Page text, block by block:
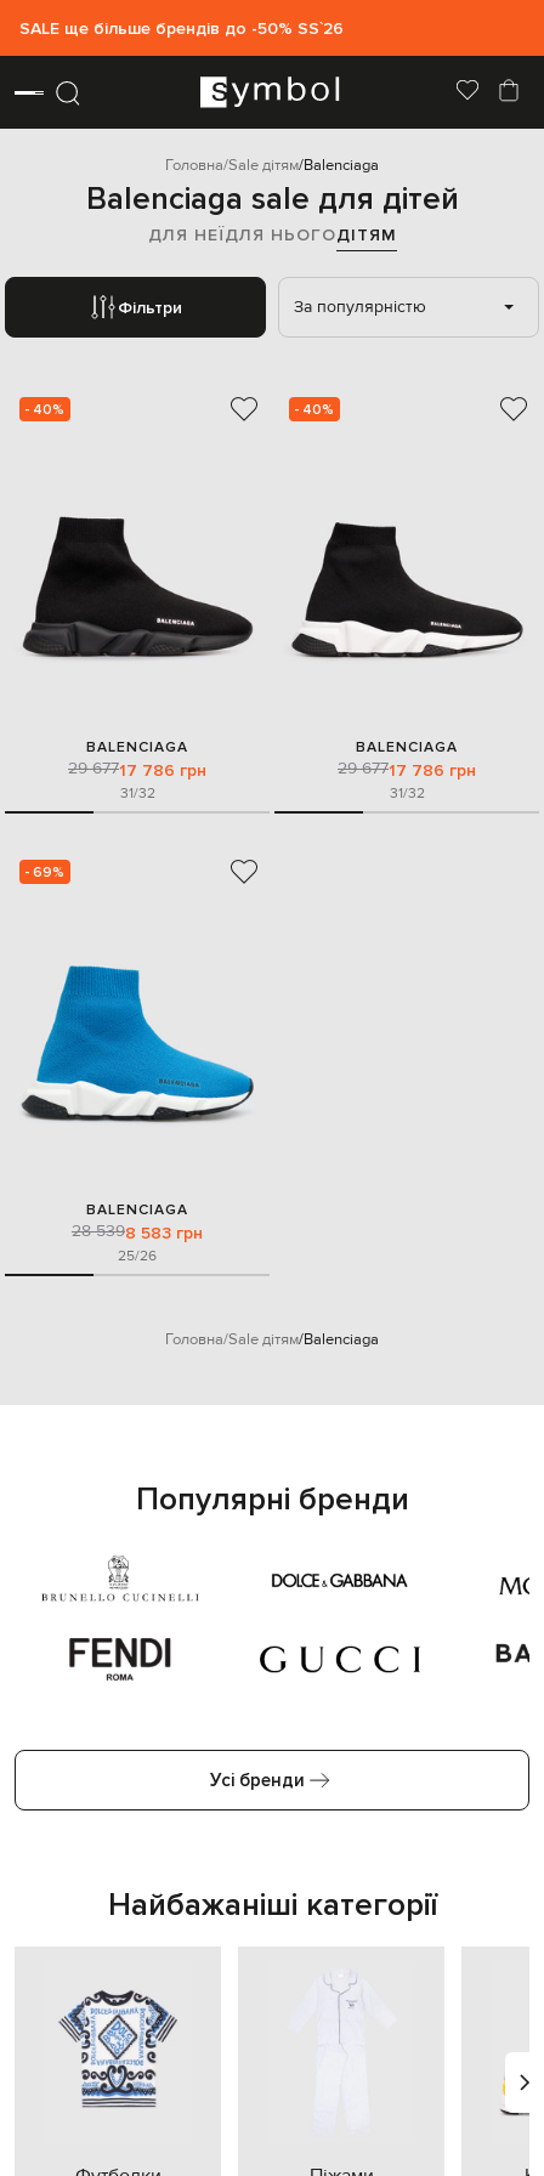
SALE ще більше брендів до -50% SS`26
Головна Sale дітям Balenciaga
Balenciaga sale для дітей
ДЛЯ НЕЇДЛЯ НЬОГОДІТЯМ
Фільтри За популярністю
- 40%
BALENCIAGA
29 67717 786 грн
31/32
- 40%
BALENCIAGA
29 67717 786 грн
31/32
- 69%
BALENCIAGA
28 5398 583 грн
25/26
Головна Sale дітям Balenciaga
Популярні бренди
Усі бренди
Найбажаніші категорії